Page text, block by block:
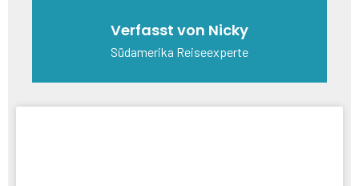
Verfasst von Nicky
Südamerika Reiseexperte